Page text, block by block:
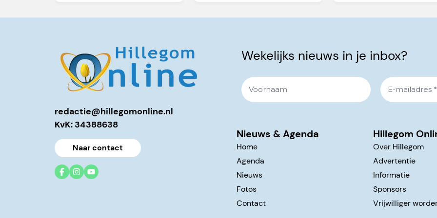
redactie@hillegomonline.nl
KvK: 34388638
Naar contact
Wekelijks nieuws in je inbox?
Nieuws & Agenda
Home
Agenda
Nieuws
Fotos
Contact
Hillegom
Over Hillegom
Advertentie
Informatie
Sponsors
Vrijwilliger